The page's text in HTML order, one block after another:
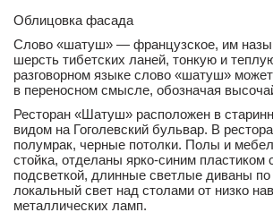
Облицовка фасада
Слово «шатуш» — французское, им
шерсть тибетских ланей, тонкую и
разговорном языке слово «шатуш»
в переносном смысле, обозначая
Ресторан «Шатуш» расположен в
видом на Гоголевский бульвар. В
полумрак, черные потолки. Полы и
стойка, отделаны ярко-синим пластиком
подсветкой, длинные светлые диваны по
локальный свет над столами от низко
металлических ламп.